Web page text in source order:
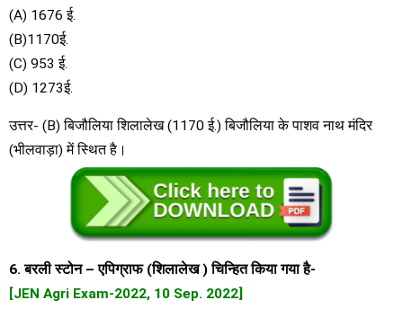
(A) 1676 ई.
(B)1170ई.
(C) 953 ई.
(D) 1273ई.
उत्तर- (B) बिजौलिया शिलालेख (1170 ई.) बिजौलिया के पाशव नाथ मंदिर
(भीलवाड़ा) में स्थित है।
6. बरली स्टोन – एपिग्राफ (शिलालेख ) चिन्हित किया गया है-
[JEN Agri Exam-2022, 10 Sep. 2022]